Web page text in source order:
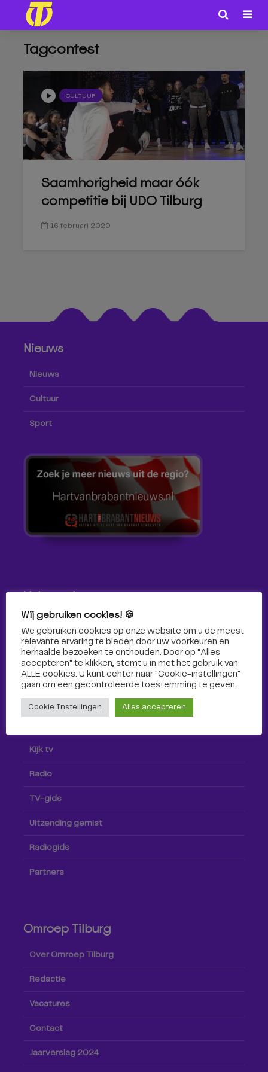
Tagcontest
CULTUUR
Saamhorigheid maar óók
competitie bij UDO Tilburg
16 februari 2020
Nieuws
Nieuws
Cultuur
Sport
Volg ons!
Volg Omroep Tilburg niet alleen hier, maar ook via social
media!
Kijk tv
Radio
TV-gids
Uitzending gemist
Radiogids
Partners
Omroep Tilburg
Over Omroep Tilburg
Redactie
Vacatures
Contact
Jaarverslag 2024
Wij gebruiken cookies! 🍪
We gebruiken cookies op onze website om u de meest
relevante ervaring te bieden door uw voorkeuren en
herhaalde bezoeken te onthouden. Door op "Alles
accepteren" te klikken, stemt u in met het gebruik van
ALLE cookies. U kunt echter naar "Cookie-instellingen"
gaan om een ​​gecontroleerde toestemming te geven.
Cookie Instellingen Alles accepteren